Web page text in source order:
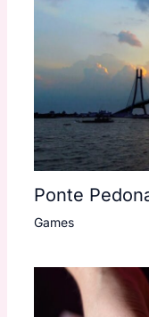
Ponte
Games